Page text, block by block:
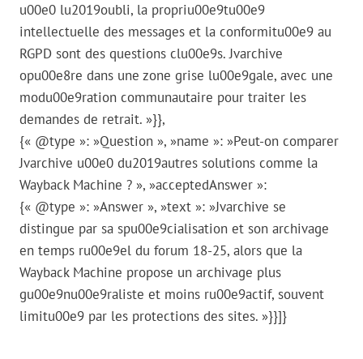
u00e0 lu2019oubli, la propriu00e9tu00e9
intellectuelle des messages et la conformitu00e9 au
RGPD sont des questions clu00e9s. Jvarchive
opu00e8re dans une zone grise lu00e9gale, avec une
modu00e9ration communautaire pour traiter les
demandes de retrait. »}},
{« @type »: »Question », »name »: »Peut-on comparer
Jvarchive u00e0 du2019autres solutions comme la
Wayback Machine ? », »acceptedAnswer »:
{« @type »: »Answer », »text »: »Jvarchive se
distingue par sa spu00e9cialisation et son archivage
en temps ru00e9el du forum 18-25, alors que la
Wayback Machine propose un archivage plus
gu00e9nu00e9raliste et moins ru00e9actif, souvent
limitu00e9 par les protections des sites. »}}]}